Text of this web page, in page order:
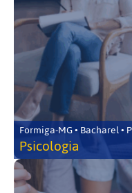
Formiga-MG • Bacharel •
Psicologia